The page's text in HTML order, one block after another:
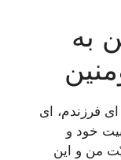
به
فرزندم، ای
خود و
من و این